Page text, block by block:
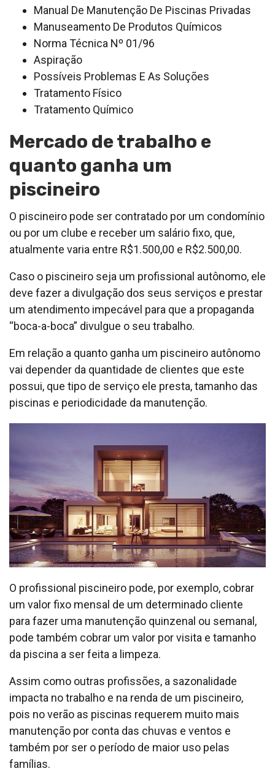
Manual De Manutenção De Piscinas Privadas
Manuseamento De Produtos Químicos
Norma Técnica Nº 01/96
Aspiração
Possíveis Problemas E As Soluções
Tratamento Físico
Tratamento Químico
Mercado de trabalho e
quanto ganha um
piscineiro
O piscineiro pode ser contratado por um condomínio
ou por um clube e receber um salário fixo, que,
atualmente varia entre R$1.500,00 e R$2.500,00.
Caso o piscineiro seja um profissional autônomo, ele
deve fazer a divulgação dos seus serviços e prestar
um atendimento impecável para que a propaganda
“boca-a-boca” divulgue o seu trabalho.
Em relação a quanto ganha um piscineiro autônomo
vai depender da quantidade de clientes que este
possui, que tipo de serviço ele presta, tamanho das
piscinas e periodicidade da manutenção.
O profissional piscineiro pode, por exemplo, cobrar
um valor fixo mensal de um determinado cliente
para fazer uma manutenção quinzenal ou semanal,
pode também cobrar um valor por visita e tamanho
da piscina a ser feita a limpeza.
Assim como outras profissões, a sazonalidade
impacta no trabalho e na renda de um piscineiro,
pois no verão as piscinas requerem muito mais
manutenção por conta das chuvas e ventos e
também por ser o período de maior uso pelas
famílias.